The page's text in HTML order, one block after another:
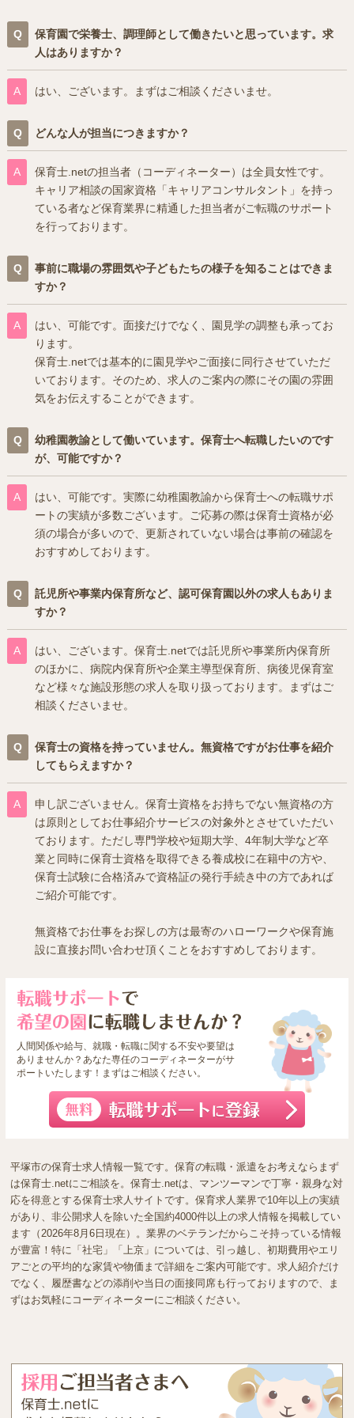
保育園で栄養士、調理師として働きたいと思っています。求
人はありますか？
はい、ございます。まずはご相談くださいませ。
どんな人が担当につきますか？
保育士.netの担当者（コーディネーター）は全員女性です。
キャリア相談の国家資格「キャリアコンサルタント」を持っ
ている者など保育業界に精通した担当者がご転職のサポート
を行っております。
事前に職場の雰囲気や子どもたちの様子を知ることはできま
すか？
はい、可能です。面接だけでなく、園見学の調整も承ってお
ります。
保育士.netでは基本的に園見学やご面接に同行させていただ
いております。そのため、求人のご案内の際にその園の雰囲
気をお伝えすることができます。
幼稚園教諭として働いています。保育士へ転職したいのです
が、可能ですか？
はい、可能です。実際に幼稚園教諭から保育士への転職サポ
ートの実績が多数ございます。ご応募の際は保育士資格が必
須の場合が多いので、更新されていない場合は事前の確認を
おすすめしております。
託児所や事業内保育所など、認可保育園以外の求人もありま
すか？
はい、ございます。保育士.netでは託児所や事業所内保育所
のほかに、病院内保育所や企業主導型保育所、病後児保育室
など様々な施設形態の求人を取り扱っております。まずはご
相談くださいませ。
保育士の資格を持っていません。無資格ですがお仕事を紹介
してもらえますか？
申し訳ございません。保育士資格をお持ちでない無資格の方
は原則としてお仕事紹介サービスの対象外とさせていただい
ております。ただし専門学校や短期大学、4年制大学など卒
業と同時に保育士資格を取得できる養成校に在籍中の方や、
保育士試験に合格済みで資格証の発行手続き中の方であれば
ご紹介可能です。
無資格でお仕事をお探しの方は最寄のハローワークや保育施
設に直接お問い合わせ頂くことをおすすめしております。
人間関係や給与、就職・転職に関する不安や要望は
ありませんか？あなた専任のコーディネーターがサ
ポートいたします！まずはご相談ください。
平塚市の保育士求人情報一覧です。保育の転職・派遣をお考えならまず
は保育士.netにご相談を。保育士.netは、マンツーマンで丁寧・親身な対
応を得意とする保育士求人サイトです。保育求人業界で10年以上の実績
があり、非公開求人を除いた全国約4000件以上の求人情報を掲載してい
ます（2026年8月6日現在）。業界のベテランだからこそ持っている情報
が豊富！特に「社宅」「上京」については、引っ越し、初期費用やエリ
アごとの平均的な家賃や物価まで詳細をご案内可能です。求人紹介だけ
でなく、履歴書などの添削や当日の面接同席も行っておりますので、ま
ずはお気軽にコーディネーターにご相談ください。